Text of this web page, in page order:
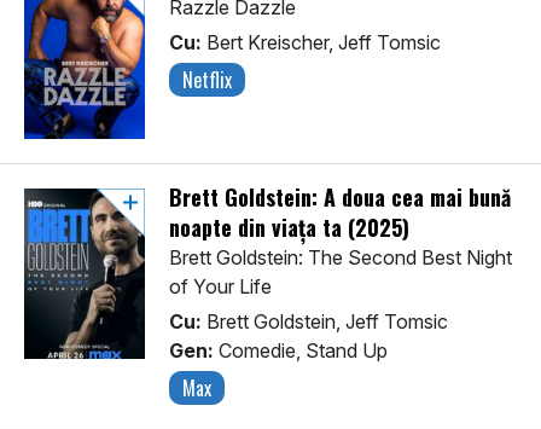
Razzle Dazzle
Cu: Bert Kreischer, Jeff Tomsic
Netflix
Brett Goldstein: A doua cea mai bună
noapte din viața ta (2025)
Brett Goldstein: The Second Best Night
of Your Life
Cu: Brett Goldstein, Jeff Tomsic
Gen: Comedie, Stand Up
Max